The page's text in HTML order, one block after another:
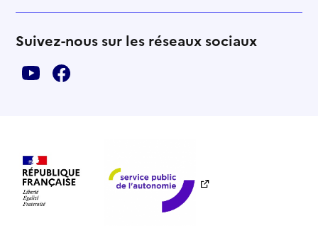
Suivez-nous sur les réseaux sociaux